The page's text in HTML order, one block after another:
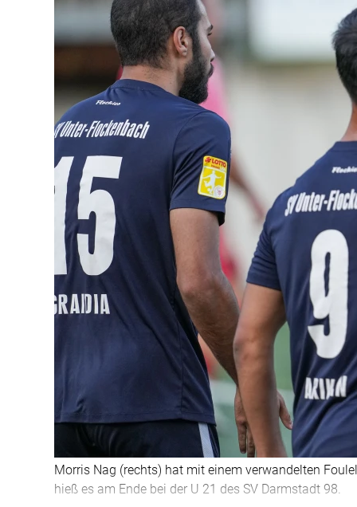
Morris Nag (rechts) hat mit einem verwandelten
hieß es am Ende bei der U 21 des SV Darmstadt 98.